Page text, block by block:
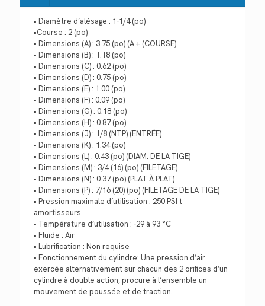
• Diamètre d’alésage : 1-1/4 (po)
•Course : 2 (po)
• Dimensions (A) : 3.75 (po) (A + (COURSE)
• Dimensions (B) : 1.18 (po)
• Dimensions (C) : 0.62 (po)
• Dimensions (D) : 0.75 (po)
• Dimensions (E) : 1.00 (po)
• Dimensions (F) : 0.09 (po)
• Dimensions (G) : 0.18 (po)
• Dimensions (H) : 0.87 (po)
• Dimensions (J) : 1/8 (NTP) (ENTRÉE)
• Dimensions (K) : 1.34 (po)
• Dimensions (L) : 0.43 (po) (DIAM. DE LA TIGE)
• Dimensions (M) : 3/4 (16) (po) (FILETAGE)
• Dimensions (N) : 0.37 (po) (PLAT À PLAT)
• Dimensions (P) : 7/16 (20) (po) (FILETAGE DE LA TIGE)
• Pression maximale d’utilisation : 250 PSI t
amortisseurs
• Température d’utilisation : -29 à 93 °C
• Fluide : Air
• Lubrification : Non requise
• Fonctionnement du cylindre: Une pression d’air
exercée alternativement sur chacun des 2 orifices d’un
cylindre à double action, procure à l’ensemble un
mouvement de poussée et de traction.